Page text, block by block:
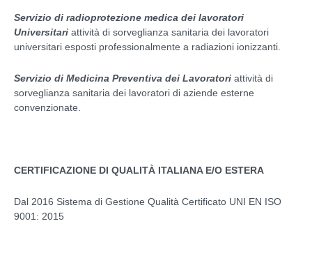
Servizio di radioprotezione medica dei lavoratori
Universitari attività di sorveglianza sanitaria dei lavoratori
universitari esposti professionalmente a radiazioni ionizzanti.
Servizio di Medicina Preventiva dei Lavoratori attività di
sorveglianza sanitaria dei lavoratori di aziende esterne
convenzionate.
CERTIFICAZIONE DI QUALITÀ ITALIANA E/O ESTERA
Dal 2016 Sistema di Gestione Qualità Certificato UNI EN ISO
9001: 2015